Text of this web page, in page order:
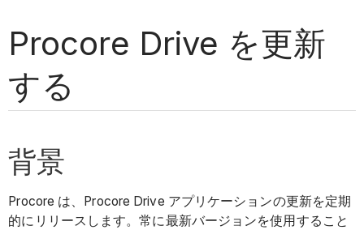
Procore Drive を更新
する
背景
Procore は、Procore Drive アプリケーションの更新を定期
的にリリースします。常に最新バージョンを使用すること